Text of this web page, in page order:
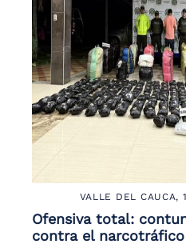
VALLE DEL CAUCA,
Ofensiva total:
contra el narcotráfico